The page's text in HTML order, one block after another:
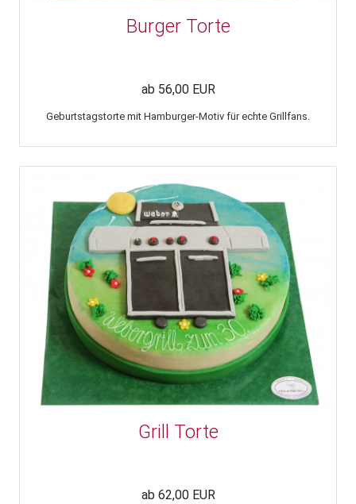
Burger Torte
ab 56,00 EUR
Geburtstagstorte mit Hamburger-Motiv für echte Grillfans.
Grill Torte
ab 62,00 EUR